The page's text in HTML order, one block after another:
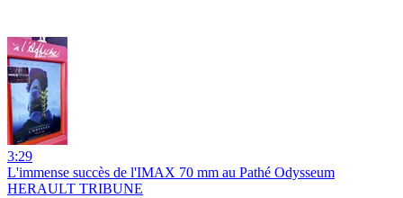
3:29
L'immense succès de l'IMAX 70 mm au Pathé Odysseum
HERAULT TRIBUNE